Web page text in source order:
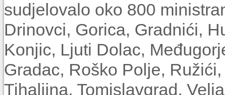
sudjelovalo oko 800
Drinovci, Gorica, Gradnići,
Konjic, Ljuti Dolac,
Gradac, Roško Polje,
Tihaljina, Tomislavgrad,